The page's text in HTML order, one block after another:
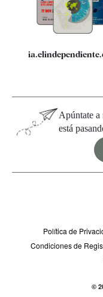
Especificaciones
Apúntate a
está
Política de
Condiciones de
©